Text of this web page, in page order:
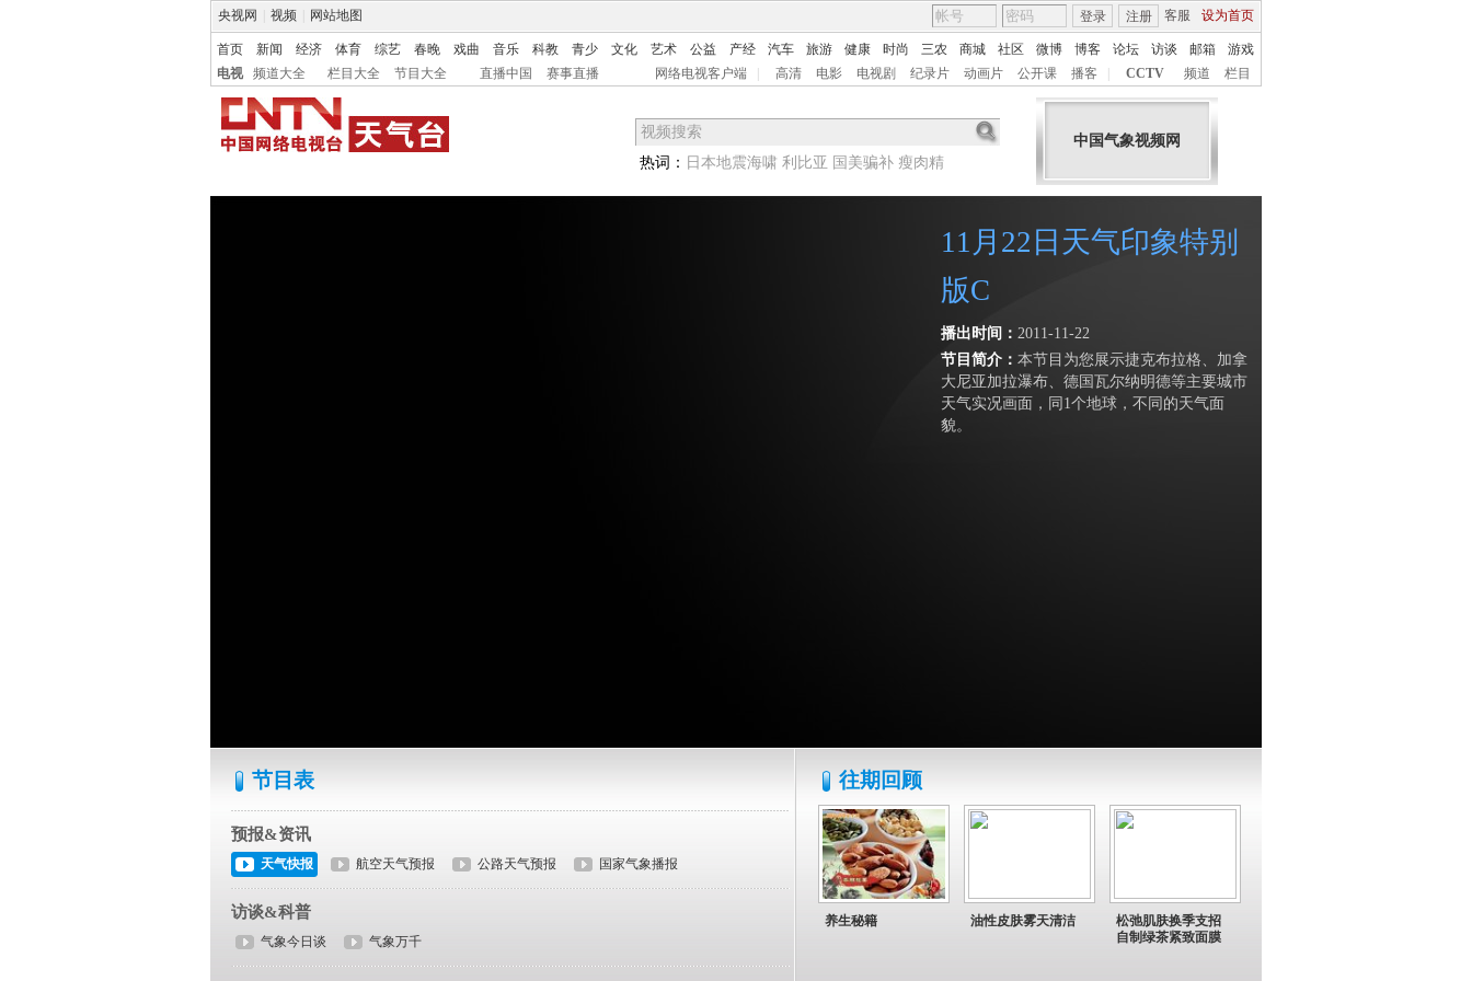
央视网 视频 网站地图 客服 设为首页
登录 注册
首页 新闻 经济 体育 综艺 春晚 戏曲 音乐 科教 青少 文化 艺术 公益 产经 汽车 旅游 健康 时尚 三农 商城 社区 微博 博客 论坛 访谈 邮箱
游戏
电视
频道大全 栏目大全 节目大全 直播中国 赛事直播 网络电视客户端 高清 电影 电视剧 纪录片 动画片 公开课 播客 CCTV 频道 栏目
中国气象视频网
热词： 日本地震海啸 利比亚 国美骗补 瘦肉精
11月22日天气印象特别
版C
播出时间： 2011-11-22
节目简介： 本节目为您展示捷克布拉格、加拿
大尼亚加拉瀑布、德国瓦尔纳明德等主要城市
天气实况画面，同1个地球，不同的天气面
貌。
节目表
预报&资讯
天气快报 航空天气预报 公路天气预报 国家气象播报
访谈&科普
气象今日谈 气象万千
往期回顾
养生秘籍 油性皮肤雾天清洁
松弛肌肤换季支招
自制绿茶紧致面膜